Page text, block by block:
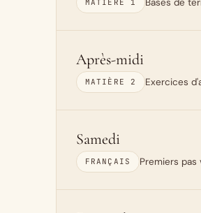
MATIÈRE 1
Après-midi
MATIÈRE 2 Exercices
Samedi
FRANÇAIS Premiers pas